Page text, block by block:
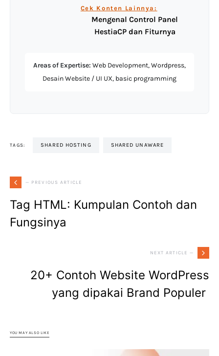
Cek Konten Lainnya:
Mengenal Control Panel
HestiaCP dan Fiturnya
Areas of Expertise: Web Development, Wordpress,
Desain Website / UI UX, basic programming
TAGS: SHARED HOSTING SHARED UNAWARE
— PREVIOUS ARTICLE
Tag HTML: Kumpulan Contoh dan
Fungsinya
NEXT ARTICLE —
20+ Contoh Website WordPress
yang dipakai Brand Populer
YOU MAY ALSO LIKE